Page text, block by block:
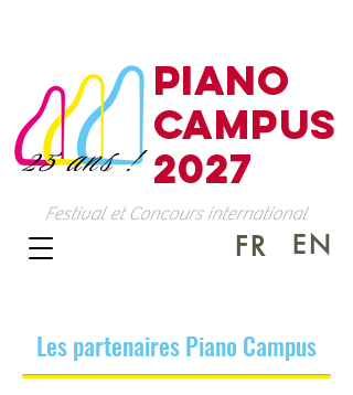
25 ans !
Festival et Concours international
PIANO
CAMPUS
2027
FR EN
Les partenaires Piano Campus